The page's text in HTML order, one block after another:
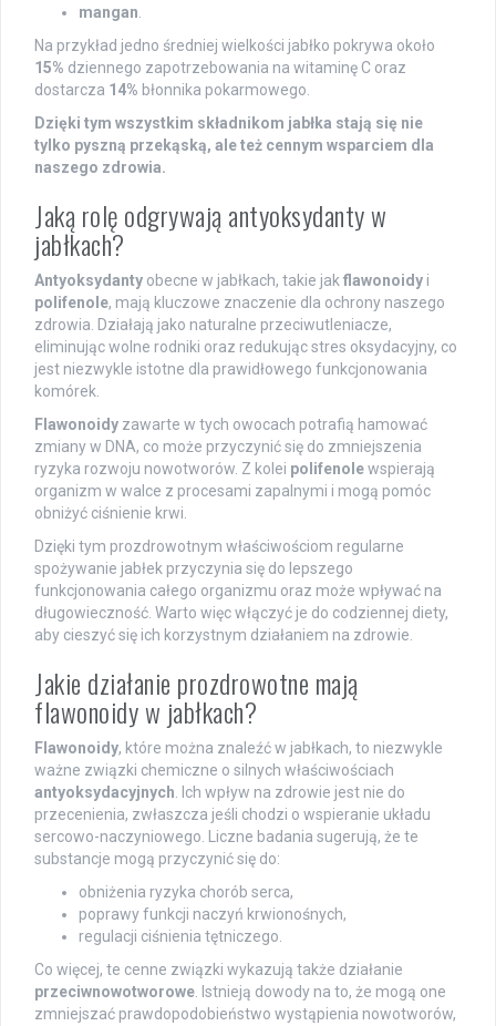
mangan.
Na przykład jedno średniej wielkości jabłko pokrywa około
15% dziennego zapotrzebowania na witaminę C oraz
dostarcza 14% błonnika pokarmowego.
Dzięki tym wszystkim składnikom jabłka stają się nie
tylko pyszną przekąską, ale też cennym wsparciem dla
naszego zdrowia.
Jaką rolę odgrywają antyoksydanty w
jabłkach?
Antyoksydanty obecne w jabłkach, takie jakflawonoidy i
polifenole, mają kluczowe znaczenie dla ochrony naszego
zdrowia. Działają jako naturalne przeciwutleniacze,
eliminując wolne rodniki oraz redukując stres oksydacyjny, co
jest niezwykle istotne dla prawidłowego funkcjonowania
komórek.
Flawonoidy zawarte w tych owocach potrafią hamować
zmiany w DNA, co może przyczynić się do zmniejszenia
ryzyka rozwoju nowotworów. Z kolei polifenolewspierają
organizm w walce z procesami zapalnymi i mogą pomóc
obniżyć ciśnienie krwi.
Dzięki tym prozdrowotnym właściwościom regularne
spożywanie jabłek przyczynia się do lepszego
funkcjonowania całego organizmu oraz może wpływać na
długowieczność. Warto więc włączyć je do codziennej diety,
aby cieszyć się ich korzystnym działaniem na zdrowie.
Jakie działanie prozdrowotne mają
flawonoidy w jabłkach?
Flawonoidy, które można znaleźć w jabłkach, to niezwykle
ważne związki chemiczne o silnych właściwościach
antyoksydacyjnych. Ich wpływ na zdrowie jest nie do
przecenienia, zwłaszcza jeśli chodzi o wspieranie układu
sercowo-naczyniowego. Liczne badania sugerują, że te
substancje mogą przyczynić się do:
obniżenia ryzyka chorób serca,
poprawy funkcji naczyń krwionośnych,
regulacji ciśnienia tętniczego.
Co więcej, te cenne związki wykazują także działanie
przeciwnowotworowe. Istnieją dowody na to, że mogą one
zmniejszać prawdopodobieństwo wystąpienia nowotworów,